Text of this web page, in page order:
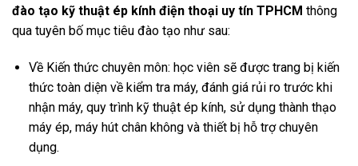
đào tạo kỹ thuật ép kính điện thoại uy tín TPHCM thông
qua tuyên bố mục tiêu đào tạo như sau:
Về Kiến thức chuyên môn: học viên sẽ được trang bị kiến
thức toàn diện về kiểm tra máy, đánh giá rủi ro trước khi
nhận máy, quy trình kỹ thuật ép kính, sử dụng thành thạo
máy ép, máy hút chân không và thiết bị hỗ trợ chuyên
dụng.